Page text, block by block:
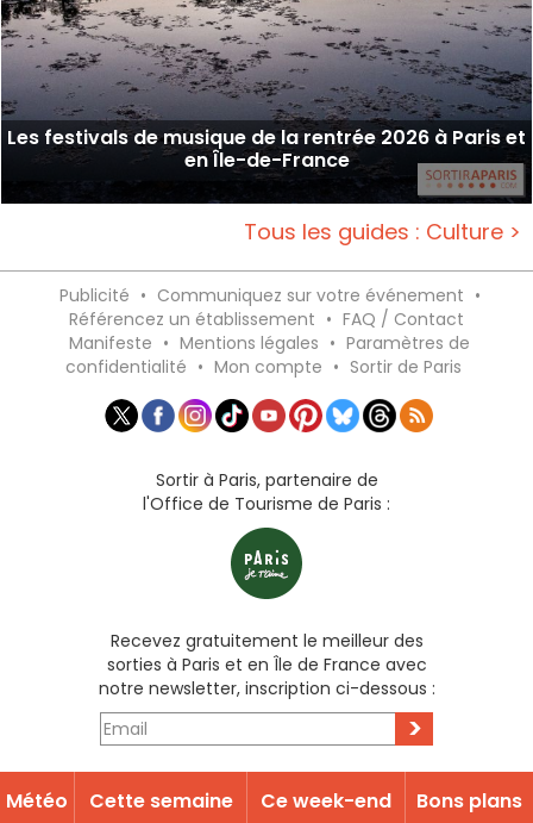
Les festivals de musique de la rentrée 2026 à Paris et
en Île-de-France
Tous les guides : Culture >
Publicité • Communiquez sur votre événement •
Référencez un établissement • FAQ / Contact
Manifeste • Mentions légales • Paramètres de
confidentialité • Mon compte • Sortir de Paris
Sortir à Paris, partenaire de
l'Office de Tourisme de Paris :
Recevez gratuitement le meilleur des
sorties à Paris et en Île de France avec
notre newsletter, inscription ci-dessous :
>
Météo Cette semaine Ce week-end Bons plans